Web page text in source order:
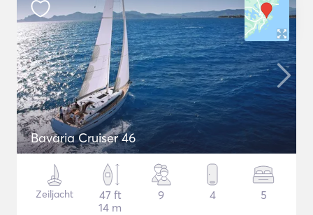
Bavaria Cruiser 46
Zeiljacht
47 ft
14 m
9 4 5